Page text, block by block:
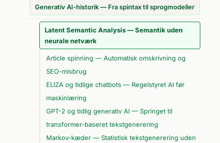
Generativ AI-historik — Fra spintax til sprogmodeller
Latent Semantic Analysis — Semantik uden
neurale netværk
Article spinning — Automatisk omskrivning og
SEO-misbrug
ELIZA og tidlige chatbots — Regelstyret AI før
maskinlæring
GPT-2 og tidlig generativ AI — Springet til
transformer-baseret tekstgenerering
Markov-kæder — Statistisk tekstgenerering uden